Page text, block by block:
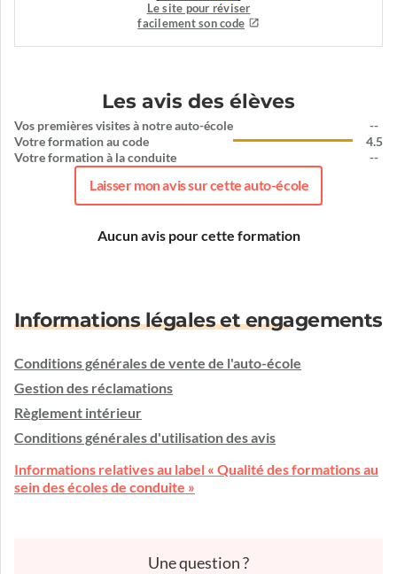
Le site pour réviser
facilement son code
Les avis des élèves
Vos premières visites à notre auto-école
Votre formation au code
Votre formation à la conduite
--
4.5
--
Laisser mon avis sur cette auto-école
Aucun avis pour cette formation
Informations légales et engagements
Conditions générales de vente de l'auto-école
Gestion des réclamations
Règlement intérieur
Conditions générales d'utilisation des avis
Informations relatives au label « Qualité des formations au
sein des écoles de conduite »
Une question ?